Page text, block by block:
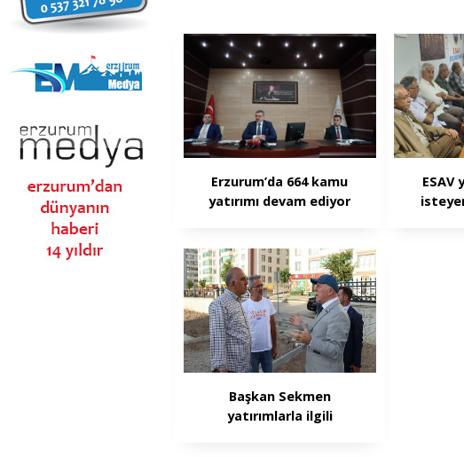
Erzurum’da 664 kamu
yatırımı devam ediyor
ESAV
Başkan Sekmen
yatırımlarla ilgili